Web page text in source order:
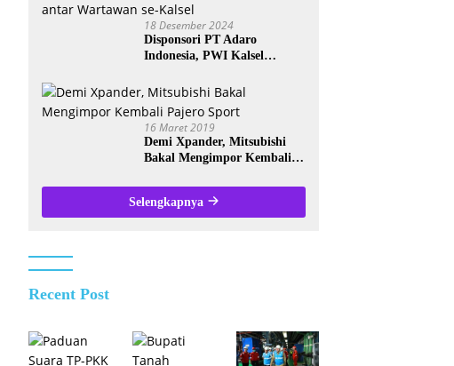
18 Desember 2024
Disponsori PT Adaro
Indonesia, PWI Kalsel
Futsal antar Wartawan se-
16 Maret 2019
Demi Xpander, Mitsubishi
Bakal Mengimpor Kembali
Selengkapnya
Recent Post